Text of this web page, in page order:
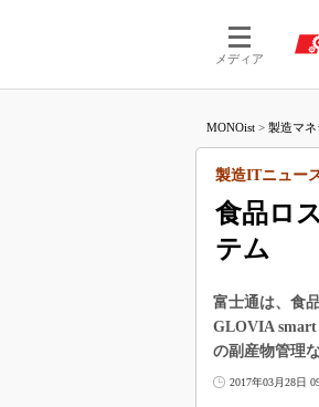
メディア
MONOist > 製造マネ
食品ロ
テム
製造ITニュー
富士通は、食
GLOVIA smart
の副産物管理
2017年03月28日